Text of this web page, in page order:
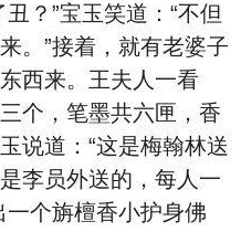
？”宝玉笑道：“不但
。”接着，就有老婆子
西来。王夫人一看
个，笔墨共六匣，香
说道：“这是梅翰林送
李员外送的，每人一
一个旃檀香小护身佛